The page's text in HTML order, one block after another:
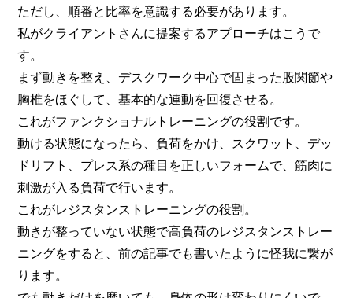
ただし、順番と比率を意識する必要があります。
私がクライアントさんに提案するアプローチはこうで
す。
まず動きを整え、デスクワーク中心で固まった股関節や
胸椎をほぐして、基本的な連動を回復させる。
これがファンクショナルトレーニングの役割です。
動ける状態になったら、負荷をかけ、スクワット、デッ
ドリフト、プレス系の種目を正しいフォームで、筋肉に
刺激が入る負荷で行います。
これがレジスタンストレーニングの役割。
動きが整っていない状態で高負荷のレジスタンストレー
ニングをすると、前の記事でも書いたように怪我に繋が
ります。